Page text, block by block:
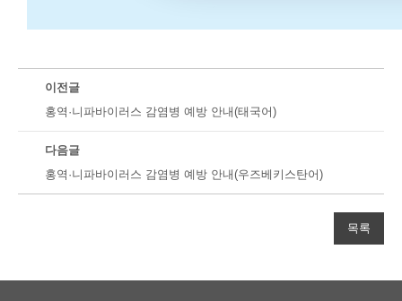
이전글
홍역·니파바이러스 감염병 예방 안내(태국어)
다음글
홍역·니파바이러스 감염병 예방 안내(우즈베키스탄어)
목록